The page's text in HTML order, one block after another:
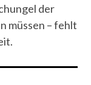
der
müssen – fehlt